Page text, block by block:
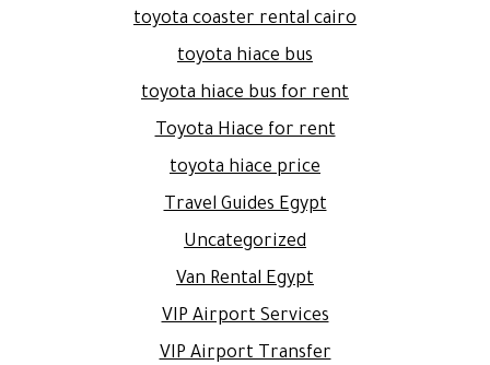
toyota coaster rental cairo
toyota hiace bus
toyota hiace bus for rent
Toyota Hiace for rent
toyota hiace price
Travel Guides Egypt
Uncategorized
Van Rental Egypt
VIP Airport Services
VIP Airport Transfer